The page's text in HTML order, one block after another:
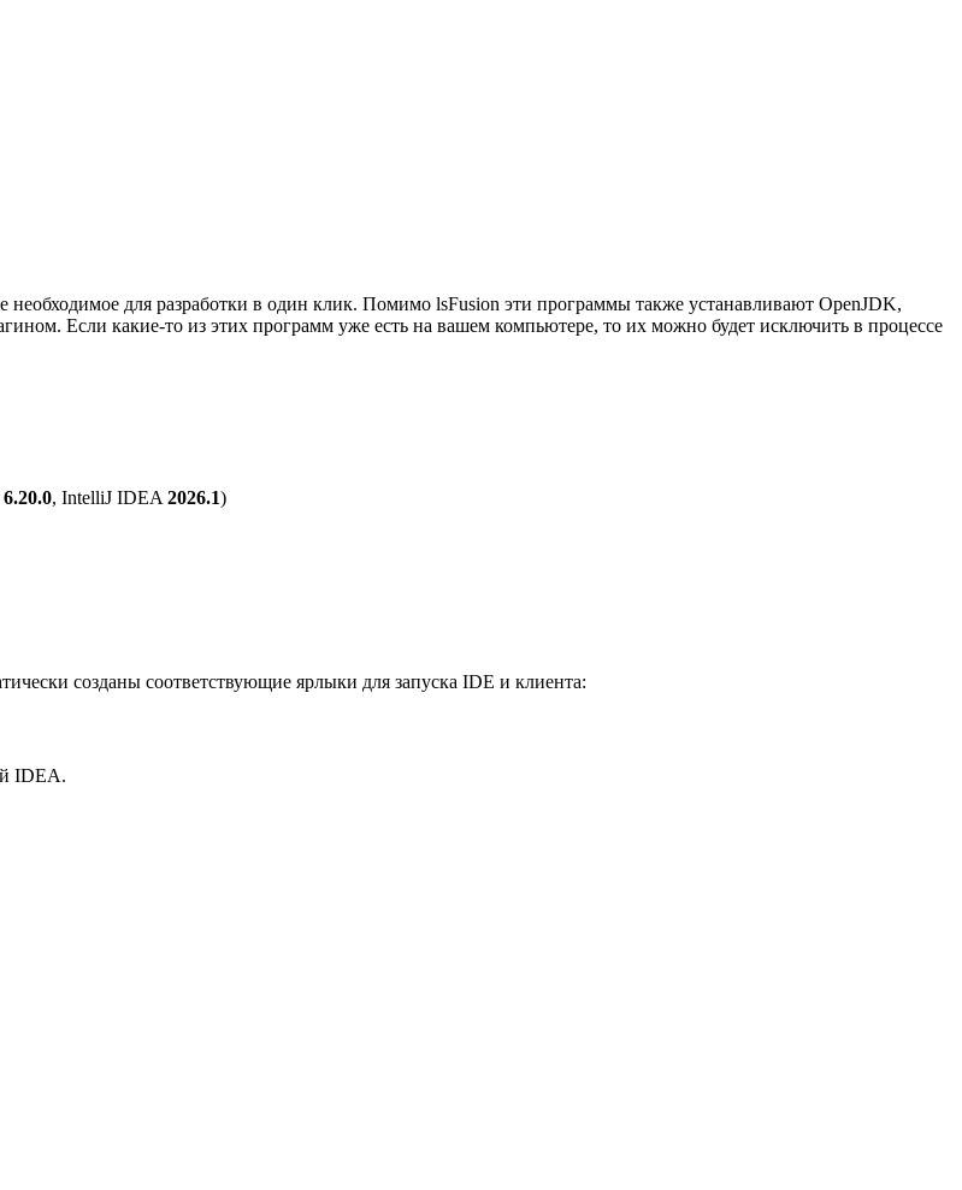
необходимое для разработки в один клик. Помимо lsFusion эти программы также устанавливают OpenJDK,
Если какие-то из этих программ уже есть на вашем компьютере, то их можно будет исключить в процессе
6.20.0, IntelliJ IDEA 2026.1)
созданы соответствующие ярлыки для запуска IDE и клиента:
IDEA.